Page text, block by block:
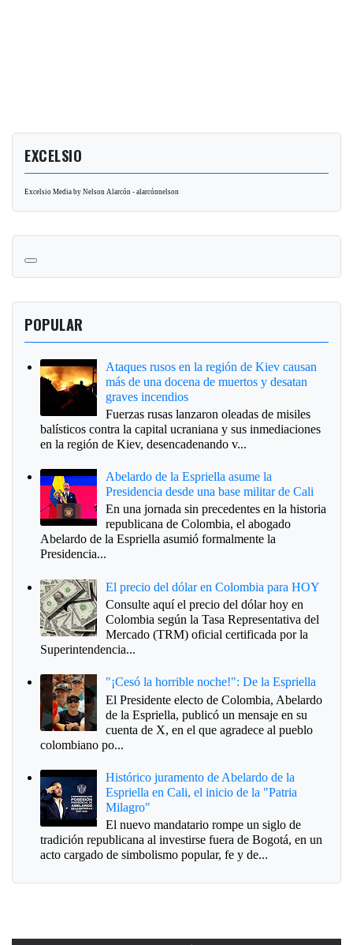
EXCELSIO
Excelsio Media by Nelson Alarcón - alarcónnelson
POPULAR
Ataques rusos en la región de Kiev causan
más de una docena de muertos y desatan
graves incendios
Fuerzas rusas lanzaron oleadas de misiles
balísticos contra la capital ucraniana y sus inmediaciones
en la región de Kiev, desencadenando v...
Abelardo de la Espriella asume la
Presidencia desde una base militar de Cali
En una jornada sin precedentes en la historia
republicana de Colombia, el abogado
Abelardo de la Espriella asumió formalmente la
Presidencia...
El precio del dólar en Colombia para HOY
Consulte aquí el precio del dólar hoy en
Colombia según la Tasa Representativa del
Mercado (TRM) oficial certificada por la
Superintendencia...
"¡Cesó la horrible noche!": De la Espriella
El Presidente electo de Colombia, Abelardo
de la Espriella, publicó un mensaje en su
cuenta de X, en el que agradece al pueblo
colombiano po...
Histórico juramento de Abelardo de la
Espriella en Cali, el inicio de la "Patria
Milagro"
El nuevo mandatario rompe un siglo de
tradición republicana al investirse fuera de Bogotá, en un
acto cargado de simbolismo popular, fe y de...